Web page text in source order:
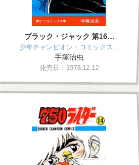
ブラック・ジャック 第16…
少年チャンピオン・コミックス…
手塚治虫
発売日：1978.12.12